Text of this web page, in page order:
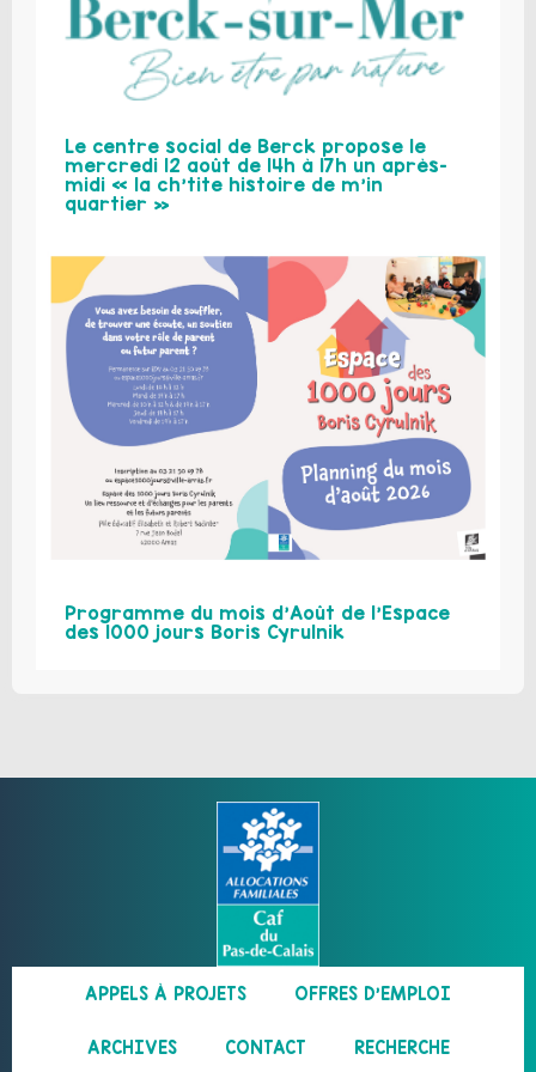
Le centre social de Berck propose le
mercredi 12 août de 14h à 17h un après-
midi « la ch’tite histoire de m’in
quartier »
Programme du mois d’Août de l’Espace
des 1000 jours Boris Cyrulnik
APPELS À PROJETS OFFRES D’EMPLOI
ARCHIVES CONTACT RECHERCHE